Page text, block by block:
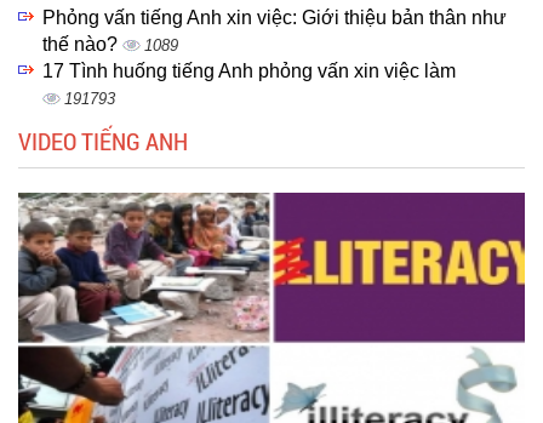
Phỏng vấn tiếng Anh xin việc: Giới thiệu bản thân như
thế nào?
1089
17 Tình huống tiếng Anh phỏng vấn xin việc làm
191793
VIDEO TIẾNG ANH